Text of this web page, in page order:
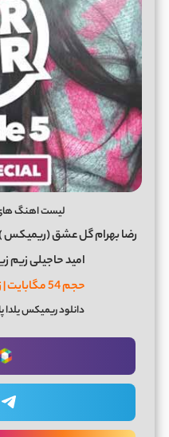
لیست اهنگ های دور
رضا بهرام گل عشق (ریمیکس
امید حاجیلی
حجم 54 مگابایت | زمان پادکست 58دقیقه
دانلود ریمیکس یلدا